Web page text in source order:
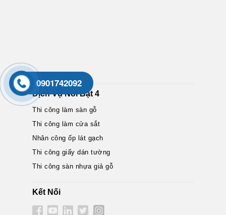
Dịch Vụ Nổi Bật 4
Thi công làm sàn gỗ
Thi công làm cửa sắt
Nhân công ốp lát gạch
Thi công giấy dán tường
Thi công sàn nhựa giả gỗ
Kết Nối
0901742092